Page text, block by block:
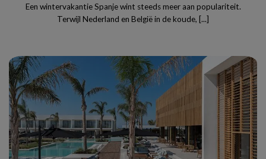
Een wintervakantie Spanje wint steeds meer aan populariteit.
Terwijl Nederland en België in de koude, [...]